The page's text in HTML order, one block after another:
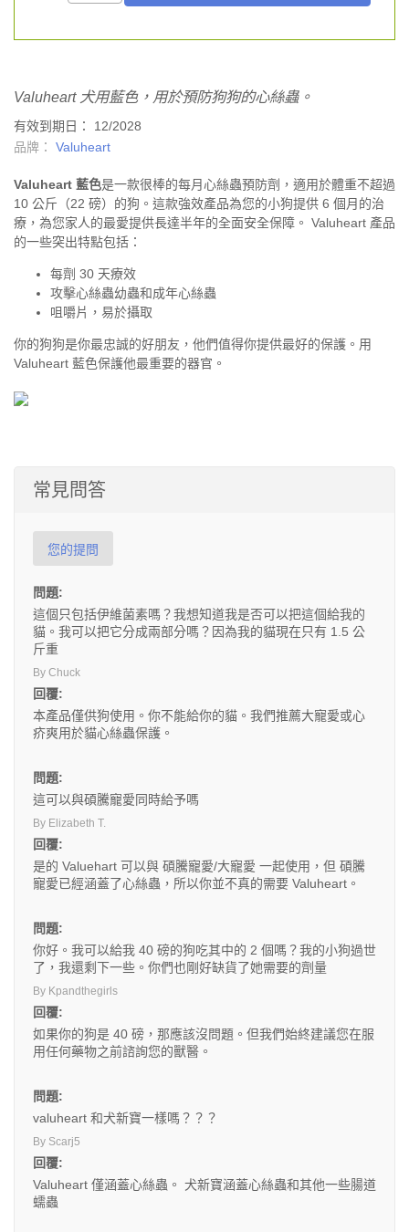
Valuheart 犬用藍色，用於預防狗狗的心絲蟲。
有效到期日： 12/2028
品牌：
Valuheart
Valuheart 藍色是一款很棒的每月心絲蟲預防劑，適用於體重不超過
10 公斤（22 磅）的狗。這款強效產品為您的小狗提供 6 個月的治
療，為您家人的最愛提供長達半年的全面安全保障。 Valuheart 產品
的一些突出特點包括：
每劑 30 天療效
攻擊心絲蟲幼蟲和成年心絲蟲
咀嚼片，易於攝取
你的狗狗是你最忠誠的好朋友，他們值得你提供最好的保護。用
Valuheart 藍色保護他最重要的器官。
常見問答
您的提問
問題:
這個只包括伊維菌素嗎？我想知道我是否可以把這個給我的
貓。我可以把它分成兩部分嗎？因為我的貓現在只有 1.5 公
斤重
By Chuck
回覆:
本產品僅供狗使用。你不能給你的貓。我們推薦大寵愛或心
疥爽用於貓心絲蟲保護。
問題:
這可以與碩騰寵愛同時給予嗎
By Elizabeth T.
回覆:
是的 Valuehart 可以與 碩騰寵愛/大寵愛 一起使用，但 碩騰
寵愛已經涵蓋了心絲蟲，所以你並不真的需要 Valuheart。
問題:
你好。我可以給我 40 磅的狗吃其中的 2 個嗎？我的小狗過世
了，我還剩下一些。你們也剛好缺貨了她需要的劑量
By Kpandthegirls
回覆:
如果你的狗是 40 磅，那應該沒問題。但我們始終建議您在服
用任何藥物之前諮詢您的獸醫。
問題:
valuheart 和犬新寶一樣嗎？？？
By Scarj5
回覆:
Valuheart 僅涵蓋心絲蟲。 犬新寶涵蓋心絲蟲和其他一些腸道
蠕蟲